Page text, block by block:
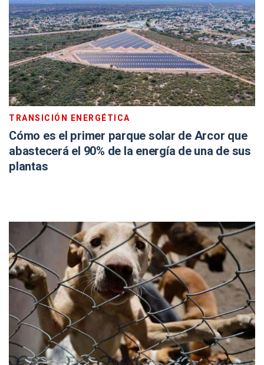
TRANSICIÓN ENERGÉTICA
Cómo es el primer parque solar de Arcor que
abastecerá el 90% de la energía de una de sus
plantas